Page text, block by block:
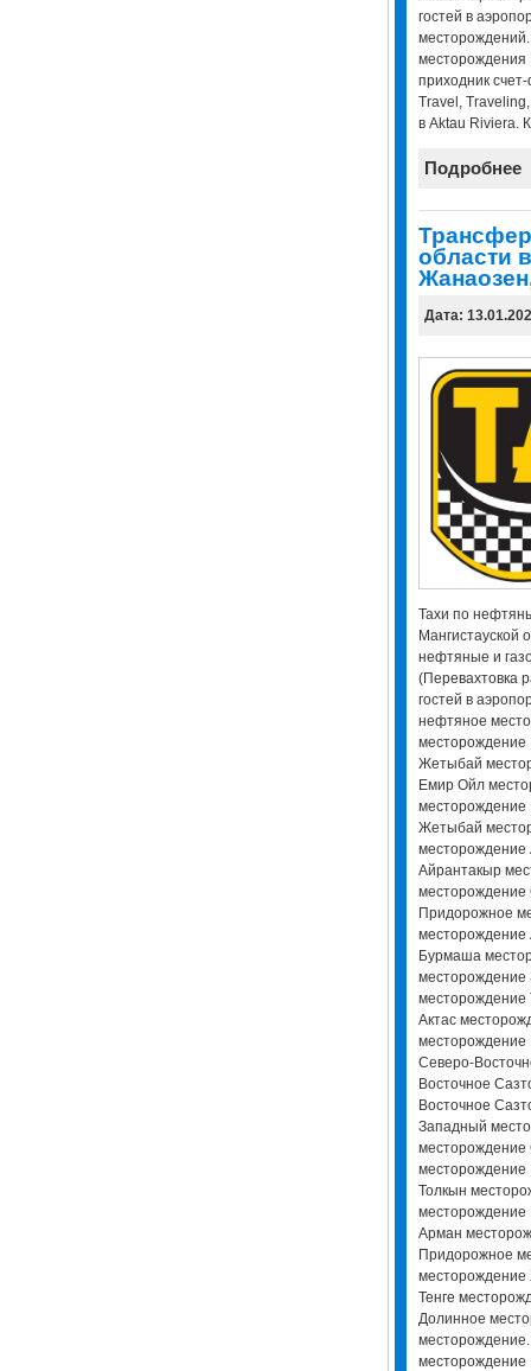
гостей в
месторождения
приходник
Travel,
в Aktau Riviera.
Подробнее
области
Дата:
Тахи по
Мангистауской
нефтяные и
(Перевахтовка
гостей в
нефтяное
Жетыбай
Емир Ойл
месторождение
Жетыбай
месторождение
Айрантакыр
Придорожное
Бурмаша
месторождение
месторождение
Актас
месторождение
Северо-
Восточное
Восточное
Западный
месторождение
месторождение
Толкын
месторождение
Арман
Придорожное
месторождение
Тенге
Долинное
месторождение